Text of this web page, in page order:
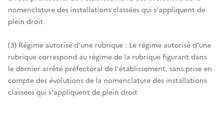
nomenclature des installations classées qui s'appliquent de
plein droit
(3) Régime autorisé d'une rubrique : Le régime autorisé d'une
rubrique correspond au régime de la rubrique figurant dans
le dernier arrêté préfectoral de l'établissement, sans prise en
compte des évolutions de la nomenclature des installations
classées qui s'appliquent de plein droit